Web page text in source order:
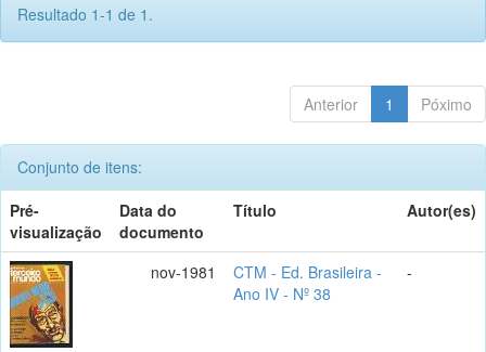
Resultado 1-1 de 1.
Anterior 1 Póximo
Conjunto de itens:
Pré-
visualização
Data do
documento
Título Autor(es)
nov-1981
CTM - Ed. Brasileira -
Ano IV - Nº 38
-